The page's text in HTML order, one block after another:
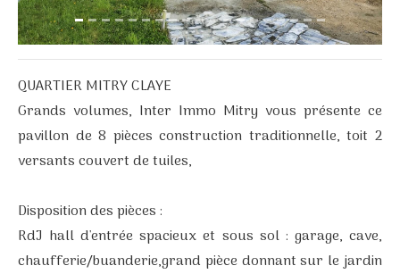
QUARTIER MITRY CLAYE
Grands volumes, Inter Immo Mitry vous présente ce
pavillon de 8 pièces construction traditionnelle, toit 2
versants couvert de tuiles,
Disposition des pièces :
RdJ hall d'entrée spacieux et sous sol : garage, cave,
chaufferie/buanderie,grand pièce donnant sur le jardin